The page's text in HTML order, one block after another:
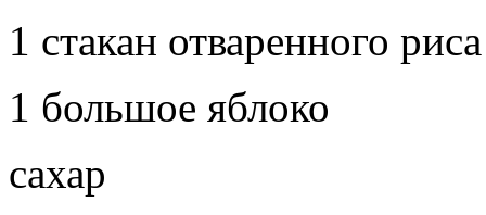
1 стакан отваренного риса
1 большое яблоко
сахар